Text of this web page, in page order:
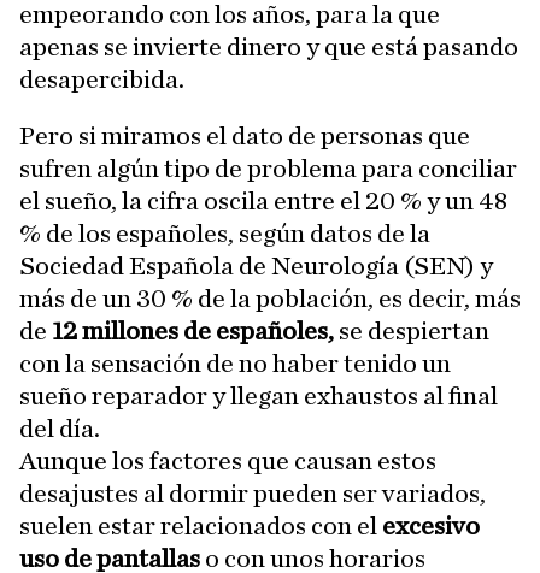
empeorando con los años, para la que
apenas se invierte dinero y que está pasando
desapercibida.
Pero si miramos el dato de personas que
sufren algún tipo de problema para conciliar
el sueño, la cifra oscila entre el 20 % y un 48
% de los españoles, según datos de la
Sociedad Española de Neurología (SEN) y
más de un 30 % de la población, es decir, más
de 12 millones de españoles, se despiertan
con la sensación de no haber tenido un
sueño reparador y llegan exhaustos al final
del día.
Aunque los factores que causan estos
desajustes al dormir pueden ser variados,
suelen estar relacionados con el excesivo
uso de pantallas o con unos horarios